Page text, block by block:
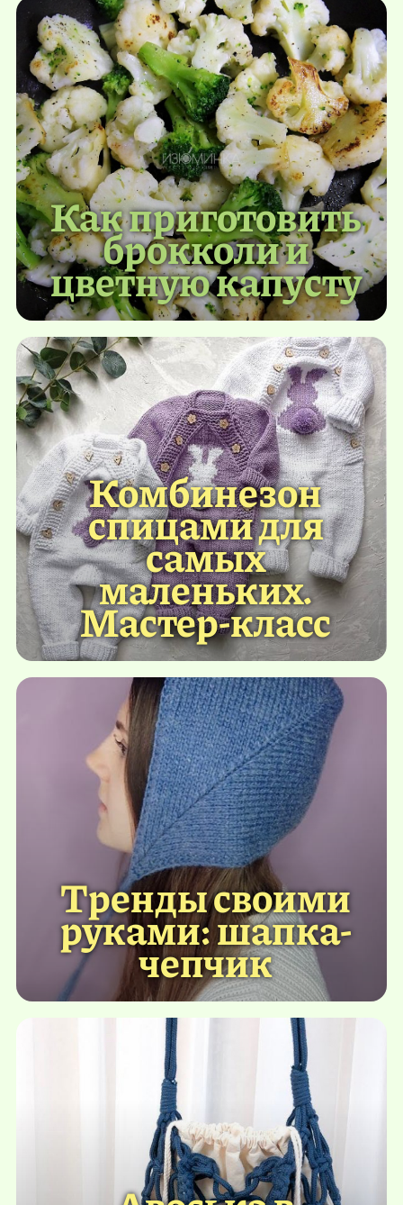
Как приготовить
брокколи и
цветную капусту
Комбинезон
спицами для
самых
маленьких.
Мастер-класс
Тренды своими
руками: шапка-
чепчик